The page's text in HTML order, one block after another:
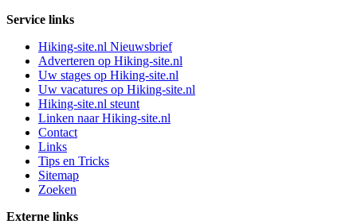
Service links
Hiking-site.nl Nieuwsbrief
Adverteren op Hiking-site.nl
Uw stages op Hiking-site.nl
Uw vacatures op Hiking-site.nl
Hiking-site.nl steunt
Linken naar Hiking-site.nl
Contact
Links
Tips en Tricks
Sitemap
Zoeken
Externe links